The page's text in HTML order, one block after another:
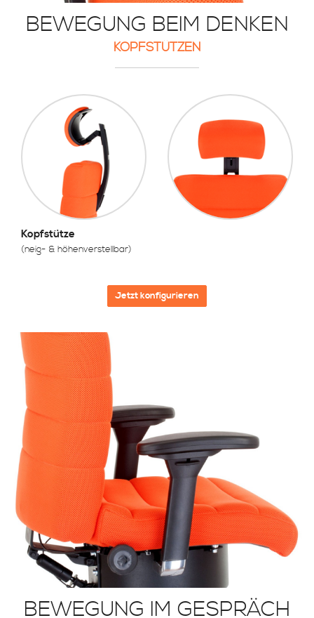
BEWEGUNG BEIM DENKEN
KOPFSTÜTZEN
Kopfstütze
(neig- & höhenverstellbar)
Jetzt konfigurieren
BEWEGUNG IM GESPRÄCH